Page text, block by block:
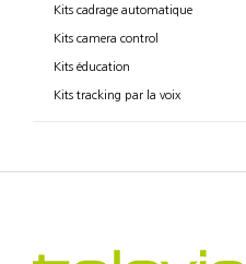
Kits cadrage automatique
Kits camera control
Kits éducation
Kits tracking par la voix